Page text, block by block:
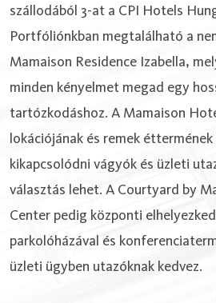
szállodából 3-at a CPI Hotels
Portfóliónkban megtalálható a
Mamaison Residence Izabella,
minden kényelmet megad egy
tartózkodáshoz. A Mamaison
lokációjának és remek
kikapcsolódni vágyók és üzleti
választás lehet. A Courtyard by
Center pedig központi
parkolóházával és
üzleti ügyben utazóknak kedvez.